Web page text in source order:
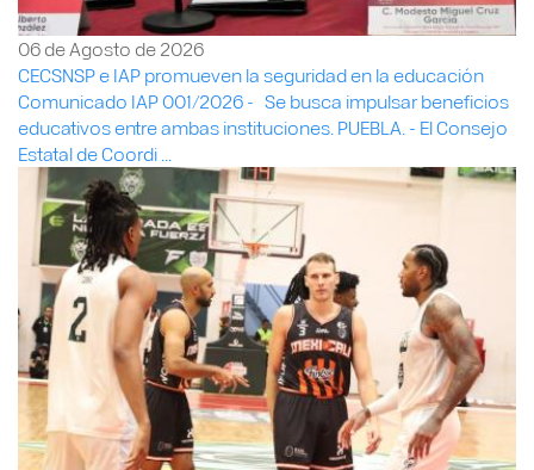
06 de Agosto de 2026
CECSNSP e IAP promueven la seguridad en la educación
Comunicado IAP 001/2026 - ⁠⁠⁠ ⁠⁠ Se busca impulsar beneficios
educativos entre ambas instituciones. PUEBLA. - El Consejo
Estatal de Coordi ...